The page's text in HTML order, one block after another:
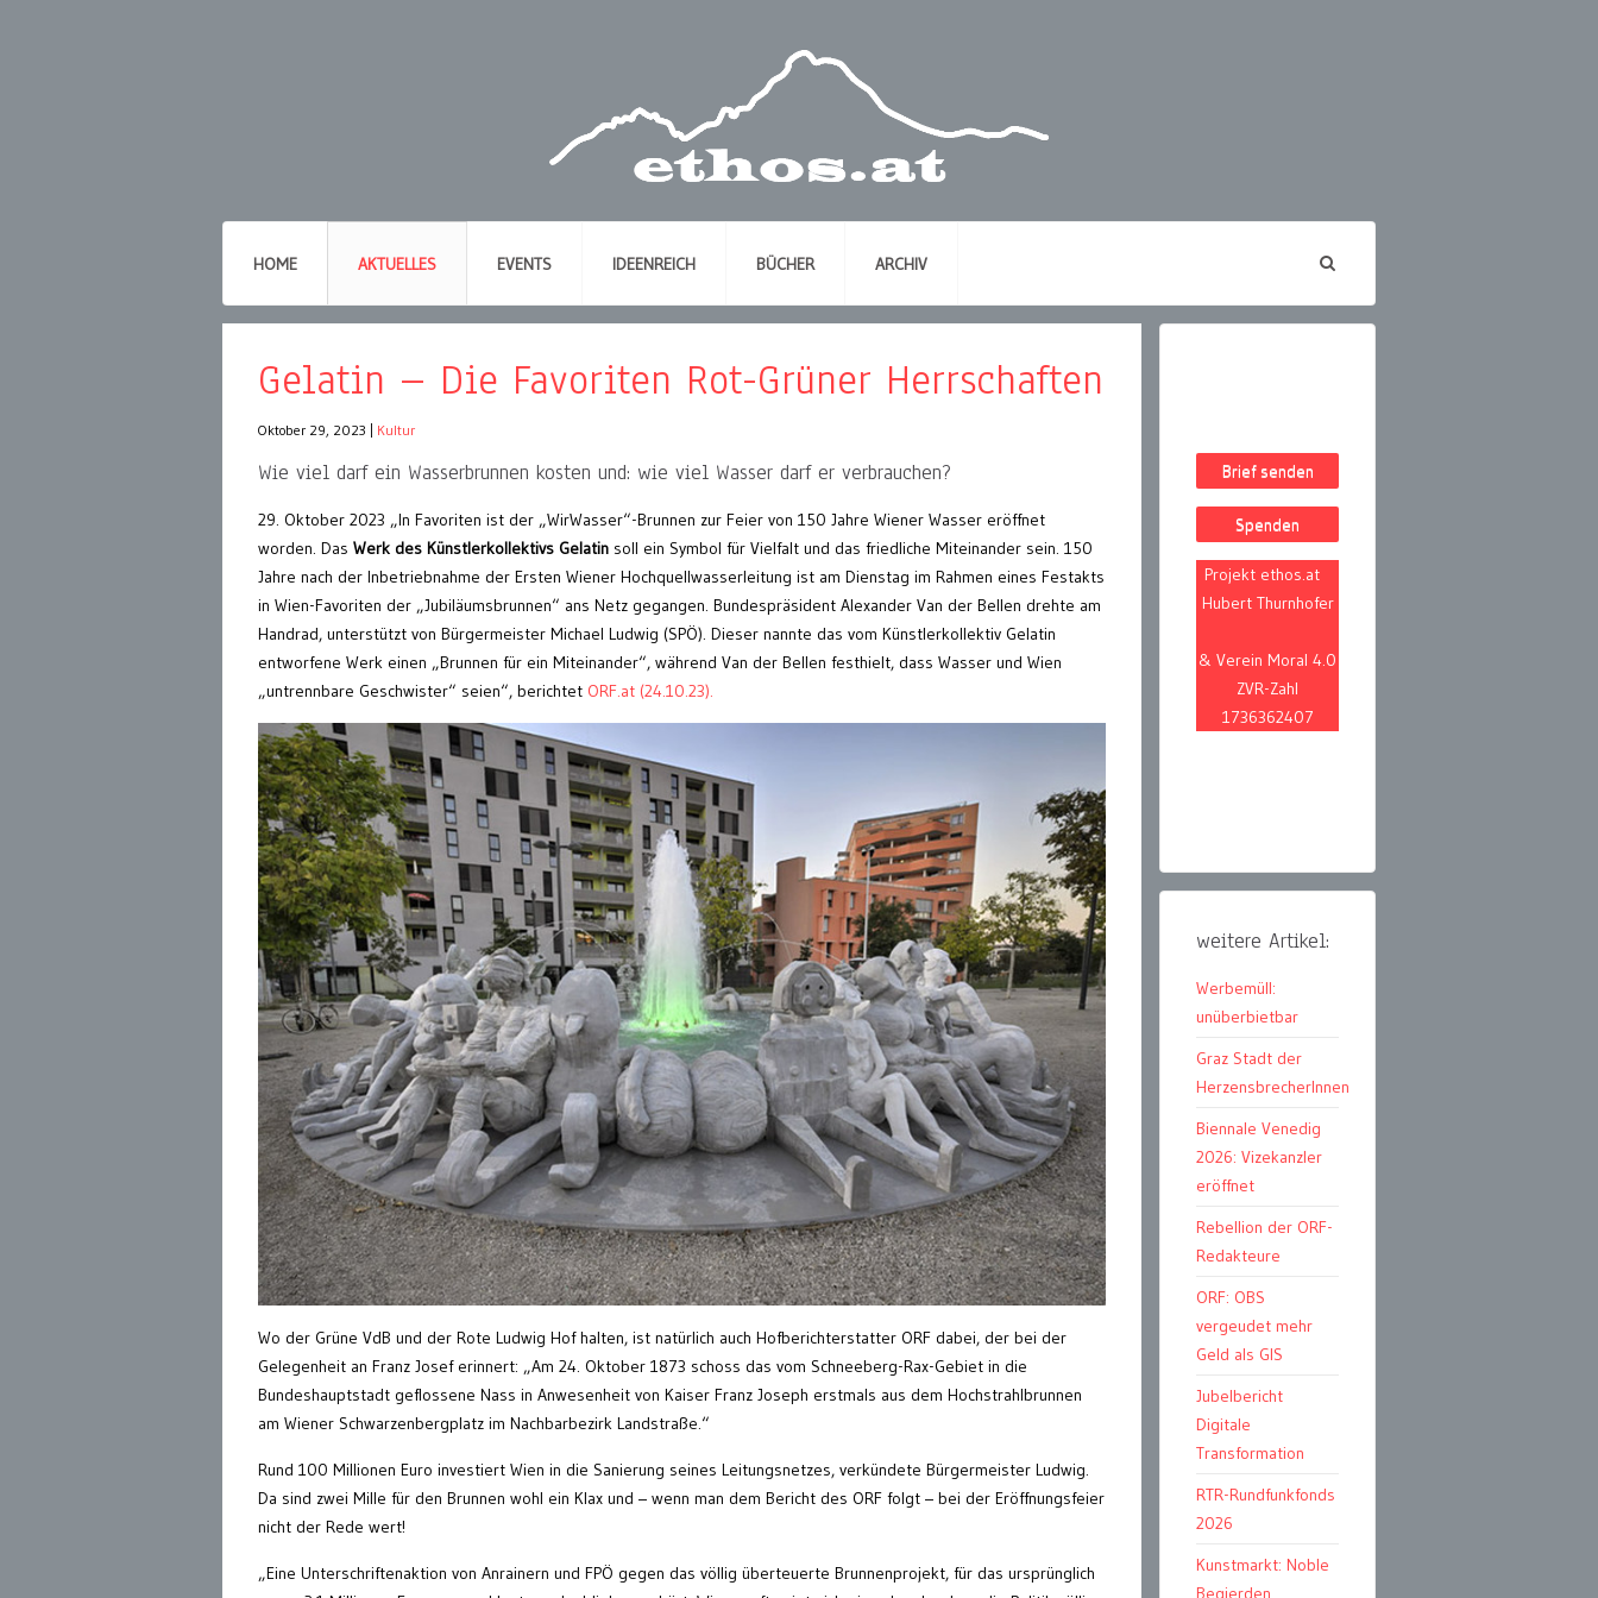
HOME AKTUELLES EVENTS IDEENREICH BÜCHER ARCHIV
Gelatin – Die Favoriten Rot-Grüner Herrschaften
Oktober 29, 2023 Kultur
Wie viel darf ein Wasserbrunnen kosten und: wie viel Wasser darf er verbrauchen?
29. Oktober 2023 „In Favoriten ist der „WirWasser“-Brunnen zur Feier von 150 Jahre Wiener Wasser eröffnet
worden. Das Werk des Künstlerkollektivs Gelatin soll ein Symbol für Vielfalt und das friedliche Miteinander sein. 150
Jahre nach der Inbetriebnahme der Ersten Wiener Hochquellwasserleitung ist am Dienstag im Rahmen eines Festakts
in Wien-Favoriten der „Jubiläumsbrunnen“ ans Netz gegangen. Bundespräsident Alexander Van der Bellen drehte am
Handrad, unterstützt von Bürgermeister Michael Ludwig (SPÖ). Dieser nannte das vom Künstlerkollektiv Gelatin
entworfene Werk einen „Brunnen für ein Miteinander“, während Van der Bellen festhielt, dass Wasser und Wien
„untrennbare Geschwister“ seien“, berichtet ORF.at (24.10.23).
Wo der Grüne VdB und der Rote Ludwig Hof halten, ist natürlich auch Hofberichterstatter ORF dabei, der bei der
Gelegenheit an Franz Josef erinnert: „Am 24. Oktober 1873 schoss das vom Schneeberg-Rax-Gebiet in die
Bundeshauptstadt geflossene Nass in Anwesenheit von Kaiser Franz Joseph erstmals aus dem Hochstrahlbrunnen
am Wiener Schwarzenbergplatz im Nachbarbezirk Landstraße.“
Rund 100 Millionen Euro investiert Wien in die Sanierung seines Leitungsnetzes, verkündete Bürgermeister Ludwig.
Da sind zwei Mille für den Brunnen wohl ein Klax und – wenn man dem Bericht des ORF folgt – bei der Eröffnungsfeier
nicht der Rede wert!
„Eine Unterschriftenaktion von Anrainern und FPÖ gegen das völlig überteuerte Brunnenprojekt, für das ursprünglich
Brief senden
Spenden
Projekt ethos.at
Hubert Thurnhofer
& Verein Moral 4.0
ZVR-Zahl
1736362407
weitere Artikel:
Werbemüll:
unüberbietbar
Graz Stadt der
HerzensbrecherInnen
Biennale Venedig
2026: Vizekanzler
eröffnet
Rebellion der ORF-
Redakteure
ORF: OBS
vergeudet mehr
Geld als GIS
Jubelbericht
Digitale
Transformation
RTR-Rundfunkfonds
2026
Kunstmarkt: Noble
Begierden